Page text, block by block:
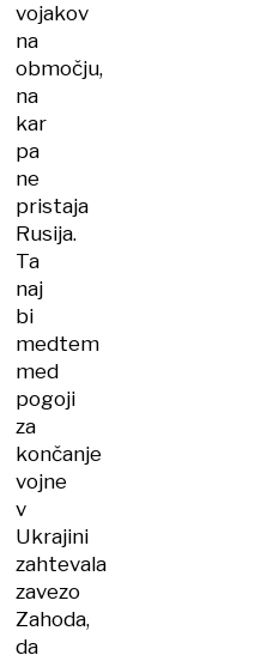
vojakov
na
območju,
na
kar
pa
ne
pristaja
Rusija.
Ta
naj
bi
medtem
med
pogoji
za
končanje
vojne
v
Ukrajini
zahtevala
zavezo
Zahoda,
da